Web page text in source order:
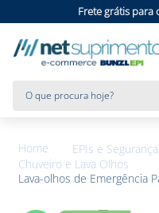
Frete grátis para
EPIs e Segurança
Chuveiro e Lava Olhos
Lava-olhos de Emergência